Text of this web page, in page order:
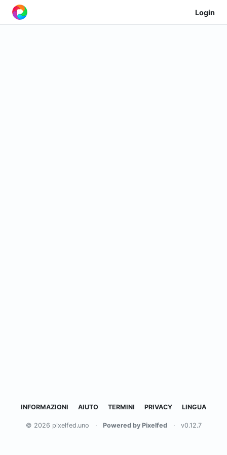
Login
INFORMAZIONI AIUTO TERMINI PRIVACY LINGUA
© 2026 pixelfed.uno · Powered by Pixelfed · v0.12.7